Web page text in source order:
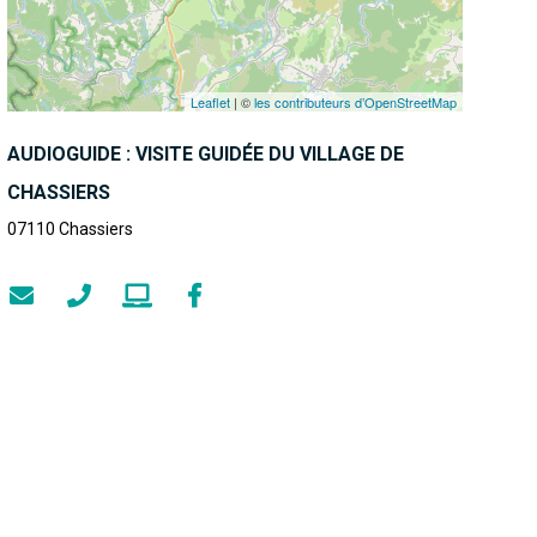
Leaflet | ©les contributeurs d’OpenStreetMap
AUDIOGUIDE : VISITE GUIDÉE DU VILLAGE DE
CHASSIERS
07110 Chassiers